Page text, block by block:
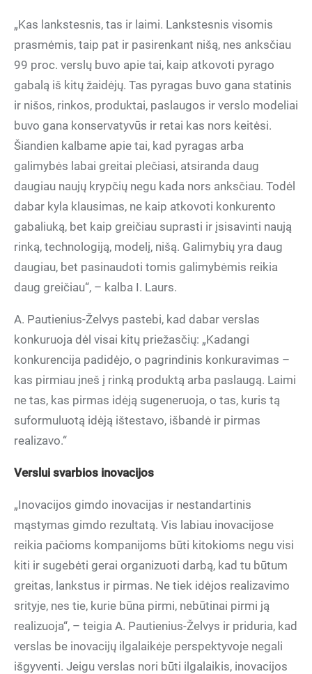
„Kas lankstesnis, tas ir laimi. Lankstesnis visomis
prasmėmis, taip pat ir pasirenkant nišą, nes anksčiau
99 proc. verslų buvo apie tai, kaip atkovoti pyrago
gabalą iš kitų žaidėjų. Tas pyragas buvo gana statinis
ir nišos, rinkos, produktai, paslaugos ir verslo modeliai
buvo gana konservatyvūs ir retai kas nors keitėsi.
Šiandien kalbame apie tai, kad pyragas arba
galimybės labai greitai plečiasi, atsiranda daug
daugiau naujų krypčių negu kada nors anksčiau. Todėl
dabar kyla klausimas, ne kaip atkovoti konkurento
gabaliuką, bet kaip greičiau suprasti ir įsisavinti naują
rinką, technologiją, modelį, nišą. Galimybių yra daug
daugiau, bet pasinaudoti tomis galimybėmis reikia
daug greičiau“, – kalba I. Laurs.
A. Pautienius-Želvys pastebi, kad dabar verslas
konkuruoja dėl visai kitų priežasčių: „Kadangi
konkurencija padidėjo, o pagrindinis konkuravimas –
kas pirmiau įneš į rinką produktą arba paslaugą. Laimi
ne tas, kas pirmas idėją sugeneruoja, o tas, kuris tą
suformuluotą idėją ištestavo, išbandė ir pirmas
realizavo.“
Verslui svarbios inovacijos
„Inovacijos gimdo inovacijas ir nestandartinis
mąstymas gimdo rezultatą. Vis labiau inovacijose
reikia pačioms kompanijoms būti kitokioms negu visi
kiti ir sugebėti gerai organizuoti darbą, kad tu būtum
greitas, lankstus ir pirmas. Ne tiek idėjos realizavimo
srityje, nes tie, kurie būna pirmi, nebūtinai pirmi ją
realizuoja“, – teigia A. Pautienius-Želvys ir priduria, kad
verslas be inovacijų ilgalaikėje perspektyvoje negali
išgyventi. Jeigu verslas nori būti ilgalaikis, inovacijos